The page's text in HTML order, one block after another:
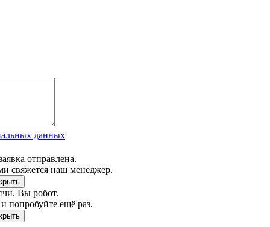
данных
отправлена.
свяжется наш менеджер.
Вы робот.
попробуйте ещё раз.